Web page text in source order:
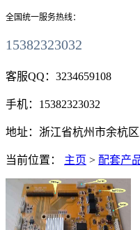
全国统一服务热线：
15382323032
客服QQ： 3234659108
手机： 15382323032
地址： 浙江省杭州市余杭
当前位置： 主页 > 配套产